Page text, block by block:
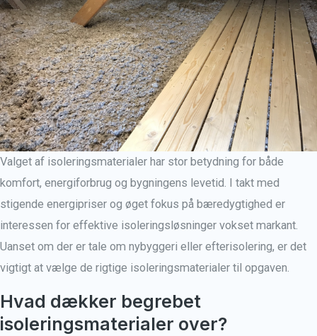
Valget af isoleringsmaterialer har stor betydning for både
komfort, energiforbrug og bygningens levetid. I takt med
stigende energipriser og øget fokus på bæredygtighed er
interessen for effektive isoleringsløsninger vokset markant.
Uanset om der er tale om nybyggeri eller efterisolering, er det
vigtigt at vælge de rigtige isoleringsmaterialer til opgaven.
Hvad dækker begrebet
isoleringsmaterialer over?